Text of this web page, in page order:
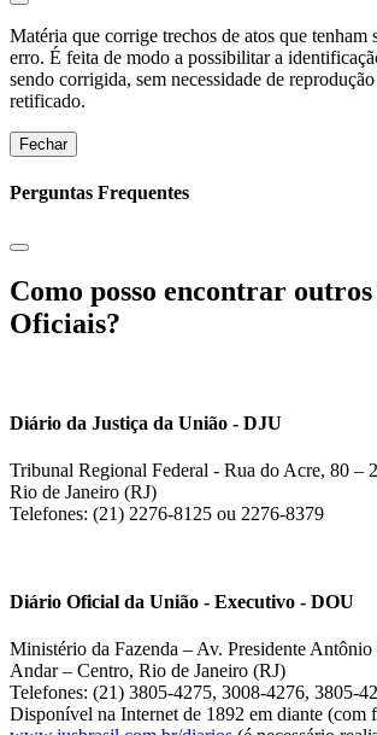
Matéria que corrige trechos de atos que tenham
erro. É feita de modo a possibilitar a
sendo corrigida, sem necessidade de
retificado.
Fechar
Perguntas Frequentes
Como posso encontrar
Oficiais?
Diário da Justiça da União - DJU
Tribunal Regional Federal - Rua do Acre, 80 –
Rio de Janeiro (RJ)
Telefones: (21) 2276-8125 ou 2276-8379
Diário Oficial da União - Executivo - DOU
Ministério da Fazenda – Av. Presidente Antônio
Andar – Centro, Rio de Janeiro (RJ)
Telefones: (21) 3805-4275, 3008-4276, 3805-
Disponível na Internet de 1892 em diante (com